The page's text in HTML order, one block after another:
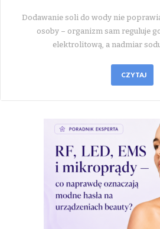
Dodawanie soli do wody nie
osoby – organizm sam reguluje
elektrolitową, a nadmiar
CZYTAJ